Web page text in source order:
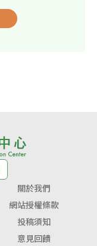
關於我們
網站授權條款
投稿須知
意見回饋